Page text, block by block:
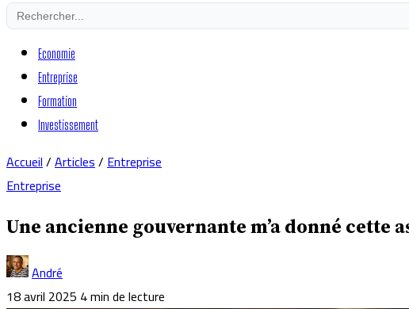
Economie
Entreprise
Formation
Investissement
Accueil/Articles/Entreprise
Entreprise
Une ancienne gouvernante m’a donné cette
André
18 avril 2025 4 min de lecture